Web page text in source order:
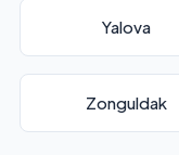
Yalova
Zonguldak